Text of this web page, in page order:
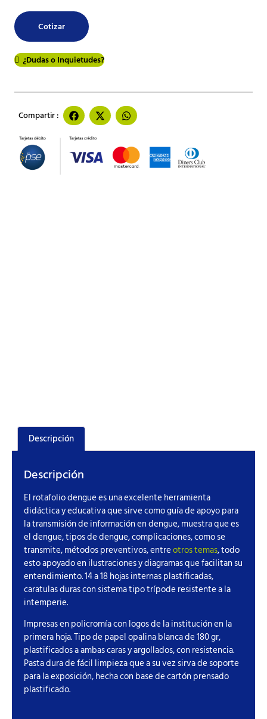
Cotizar
¿Dudas o Inquietudes?
Compartir :
Descripción
Descripción
El rotafolio dengue es una excelente herramienta
didáctica y educativa que sirve como guía de apoyo para
la transmisión de información en dengue, muestra que es
el dengue, tipos de dengue, complicaciones, como se
transmite, métodos preventivos, entreotros temas, todo
esto apoyado en ilustraciones y diagramas que facilitan su
entendimiento. 14 a 18 hojas internas plastificadas,
caratulas duras con sistema tipo trípode resistente a la
intemperie.
Impresas en policromía con logos de la institución en la
primera hoja. Tipo de papel opalina blanca de 180 gr,
plastificados a ambas caras y argollados, con resistencia.
Pasta dura de fácil limpieza que a su vez sirva de soporte
para la exposición, hecha con base de cartón prensado
plastificado.